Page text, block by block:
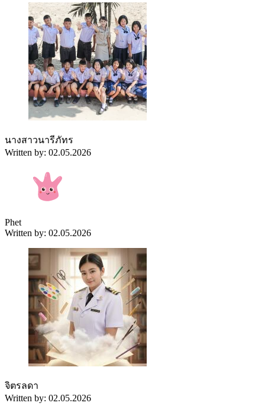
นางสาวนารีภัทร
Written by: 02.05.2026
Phet
Written by: 02.05.2026
จิตรลดา
Written by: 02.05.2026